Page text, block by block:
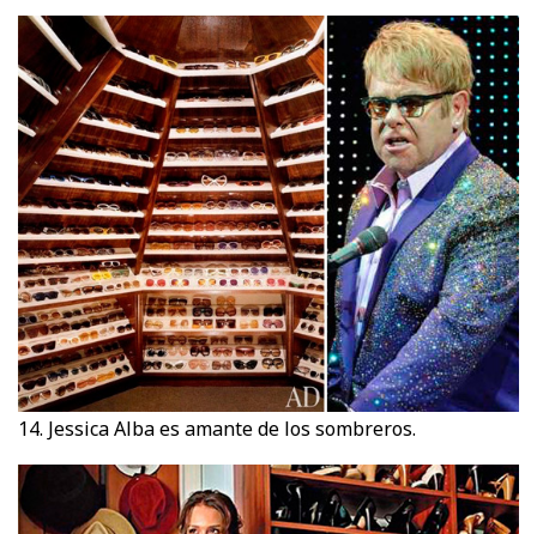
14. Jessica Alba es amante de los sombreros.